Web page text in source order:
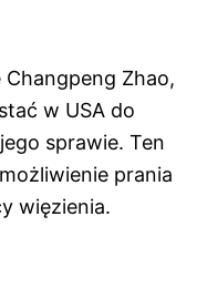
Changpeng Zhao,
w USA do
sprawie. Ten
prania
więzienia.